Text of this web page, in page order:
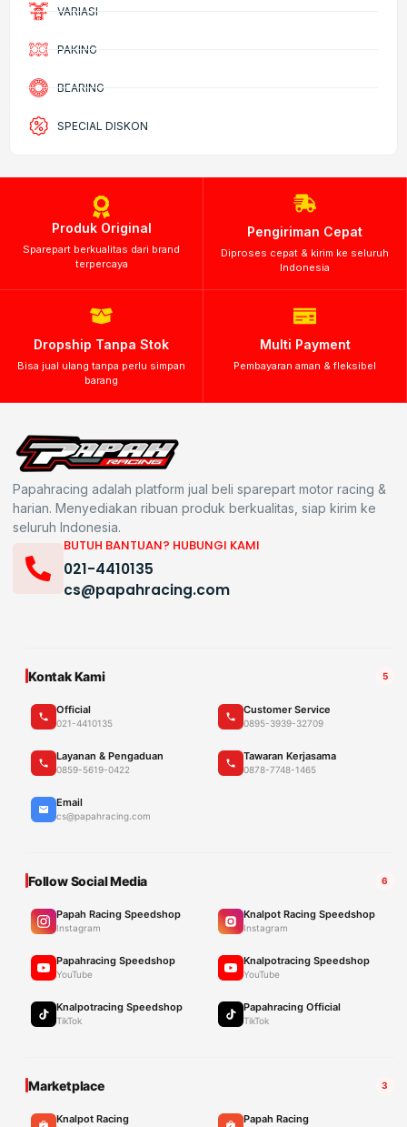
VARIASI
PAKING
BEARING
SPECIAL DISKON
Produk Original
Sparepart berkualitas dari brand
terpercaya
Pengiriman Cepat
Diproses cepat & kirim ke seluruh
Indonesia
Dropship Tanpa Stok
Bisa jual ulang tanpa perlu simpan
barang
Multi Payment
Pembayaran aman & fleksibel
Papahracing adalah platform jual beli sparepart motor racing &
harian. Menyediakan ribuan produk berkualitas, siap kirim ke
seluruh Indonesia.
BUTUH BANTUAN? HUBUNGI KAMI
021-4410135
cs@papahracing.com
Kontak Kami 5
Official
021-4410135
Customer Service
0895-3939-32709
Layanan & Pengaduan
0859-5619-0422
Tawaran Kerjasama
0878-7748-1465
Email
cs@papahracing.com
Follow Social Media 6
Papah Racing Speedshop
Instagram
Knalpot Racing Speedshop
Instagram
Papahracing Speedshop
YouTube
Knalpotracing Speedshop
YouTube
Knalpotracing Speedshop
TikTok
Papahracing Official
TikTok
Marketplace 3
Knalpot Racing Papah Racing